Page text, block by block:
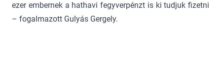
ezer embernek a hathavi fegyverpénzt is ki tudjuk fizetni
– fogalmazott Gulyás Gergely.